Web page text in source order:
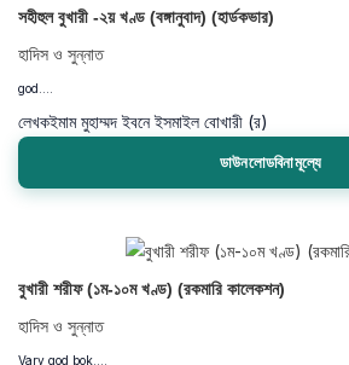
সহীহুল বুখারী -২য় খণ্ড (বঙ্গানুবাদ) (হার্ডকভার)
হাদিস ও সুন্নাত
god....
লেখকইমাম মুহাম্মদ ইবনে ইসমাইল বোখারী (র)
ডাউনলোডবিনামূল্যে
বুখারী শরীফ (১ম-১০ম খণ্ড) (রকমারি কালেকশন)
হাদিস ও সুন্নাত
Vary god bok....